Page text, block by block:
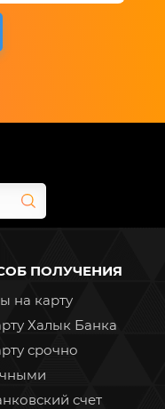
ПОЛУЧЕНИЯ
на карту
Халык Банка
срочно
счет